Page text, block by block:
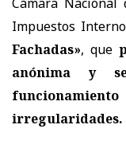
Impuestos
Fachadas», que
anónima y
irregularidades.